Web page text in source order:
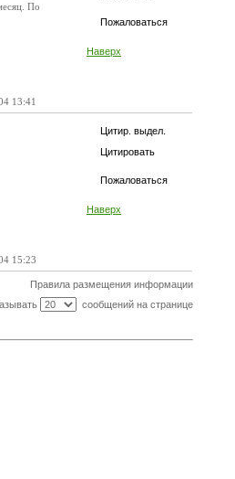
Пожаловаться
Наверх
По
13:41
Цитир. выдел.
Цитировать
Пожаловаться
Наверх
15:23
Правила размещения информации
сообщений на странице